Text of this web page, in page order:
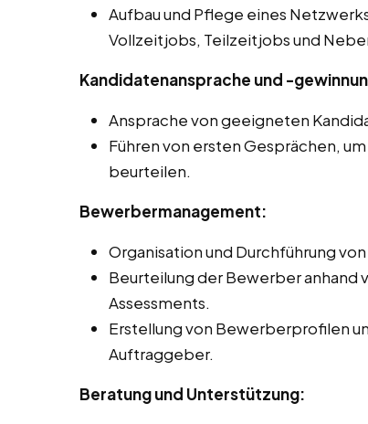
Aufbau und Pflege eines
Vollzeitjobs, Teilzeitjobs und
Kandidatenansprache und -
Ansprache von geeigneten
Führen von ersten Gesprächen,
beurteilen.
Bewerbermanagement:
Organisation und Durchführung
Beurteilung der Bewerber anhand
Assessments.
Erstellung von Bewerberprofilen
Auftraggeber.
Beratung und Unterstützung: